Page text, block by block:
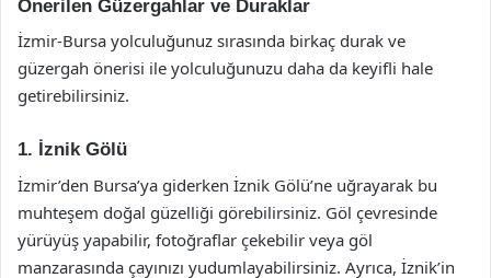
Önerilen Güzergahlar ve Duraklar
İzmir-Bursa yolculuğunuz sırasında birkaç durak ve
güzergah önerisi ile yolculuğunuzu daha da keyifli hale
getirebilirsiniz.
1. İznik Gölü
İzmir’den Bursa’ya giderken İznik Gölü’ne uğrayarak bu
muhteşem doğal güzelliği görebilirsiniz. Göl çevresinde
yürüyüş yapabilir, fotoğraflar çekebilir veya göl
manzarasında çayınızı yudumlayabilirsiniz. Ayrıca, İznik’in